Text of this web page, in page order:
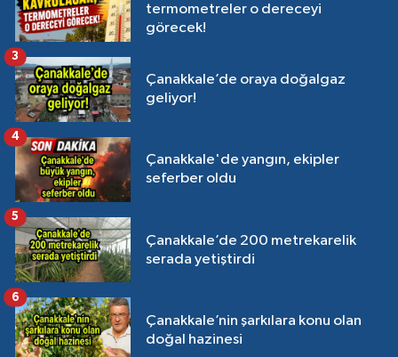
termometreler o dereceyi
görecek!
Çanakkale’de oraya doğalgaz
geliyor!
3
Çanakkale'de yangın, ekipler
seferber oldu
4
Çanakkale’de 200 metrekarelik
serada yetiştirdi
5
Çanakkale’nin şarkılara konu olan
doğal hazinesi
6